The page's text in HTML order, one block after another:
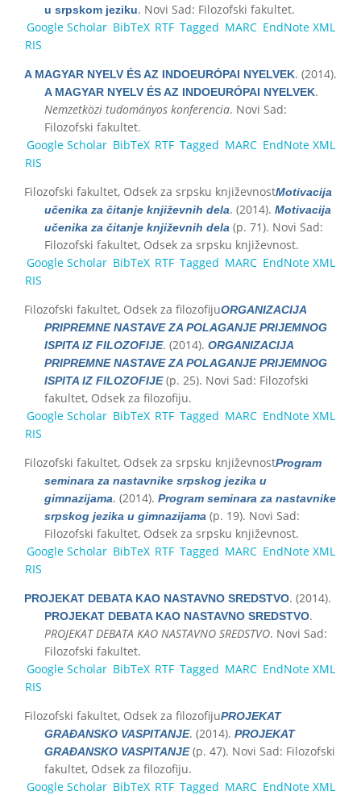
u srpskom jeziku. Novi Sad: Filozofski fakultet.
Google Scholar BibTeX RTF Tagged MARC EndNote XML
RIS
A MAGYAR NYELV ÉS AZ INDOEURÓPAI NYELVEK. (2014).
A MAGYAR NYELV ÉS AZ INDOEURÓPAI NYELVEK.
Nemzetközi tudományos konferencia. Novi Sad:
Filozofski fakultet.
Google Scholar BibTeX RTF Tagged MARC EndNote XML
RIS
Filozofski fakultet, Odsek za srpsku književnostMotivacija
učenika za čitanje književnih dela. (2014). Motivacija
učenika za čitanje književnih dela (p. 71). Novi Sad:
Filozofski fakultet, Odsek za srpsku književnost.
Google Scholar BibTeX RTF Tagged MARC EndNote XML
RIS
Filozofski fakultet, Odsek za filozofijuORGANIZACIJA
PRIPREMNE NASTAVE ZA POLAGANJE PRIJEMNOG
ISPITA IZ FILOZOFIJE. (2014). ORGANIZACIJA
PRIPREMNE NASTAVE ZA POLAGANJE PRIJEMNOG
ISPITA IZ FILOZOFIJE(p. 25). Novi Sad: Filozofski
fakultet, Odsek za filozofiju.
Google Scholar BibTeX RTF Tagged MARC EndNote XML
RIS
Filozofski fakultet, Odsek za srpsku književnostProgram
seminara za nastavnike srpskog jezika u
gimnazijama. (2014). Program seminara za nastavnike
srpskog jezika u gimnazijama (p. 19). Novi Sad:
Filozofski fakultet, Odsek za srpsku književnost.
Google Scholar BibTeX RTF Tagged MARC EndNote XML
RIS
PROJEKAT DEBATA KAO NASTAVNO SREDSTVO. (2014).
PROJEKAT DEBATA KAO NASTAVNO SREDSTVO.
PROJEKAT DEBATA KAO NASTAVNO SREDSTVO. Novi Sad:
Filozofski fakultet.
Google Scholar BibTeX RTF Tagged MARC EndNote XML
RIS
Filozofski fakultet, Odsek za filozofijuPROJEKAT
GRAĐANSKO VASPITANJE. (2014). PROJEKAT
GRAĐANSKO VASPITANJE(p. 47). Novi Sad: Filozofski
fakultet, Odsek za filozofiju.
Google Scholar BibTeX RTF Tagged MARC EndNote XML